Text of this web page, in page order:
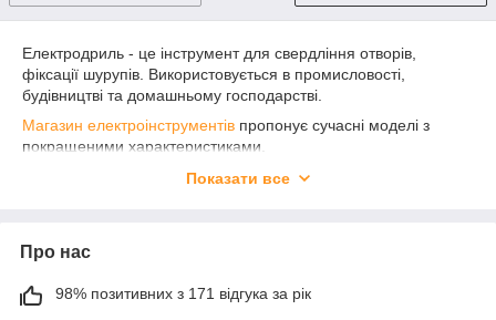
Електродриль - це інструмент для свердління отворів,
фіксації шурупів. Використовується в промисловості,
будівництві та домашньому господарстві.
Магазин електроінструментів пропонує сучасні моделі з
покращеними характеристиками.
Які особливості мають електродрилі?
зменшується до 0-450 за хвилину.
Підходять для свердління отворів у металевих,
Показати все
Про нас
98% позитивних з 171 відгука за рік